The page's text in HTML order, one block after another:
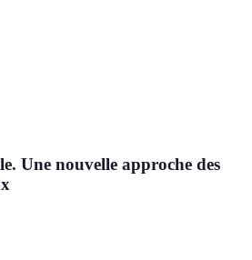
Une nouvelle approche des